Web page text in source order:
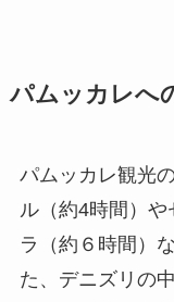
パムッカレへ
パムッカレ観光
ル（約4時間）
ラ（約６時間）
た、デニズリの